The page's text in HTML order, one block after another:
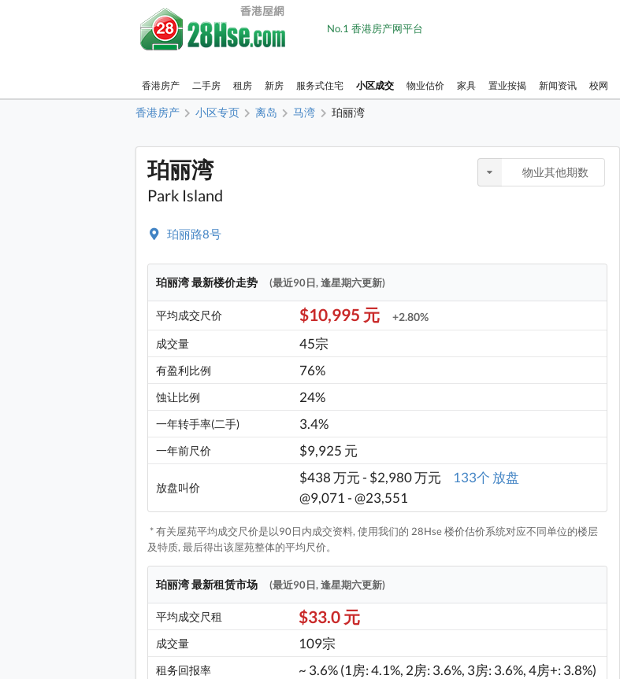
No.1 香港房产网平台
香港房产 二手房 租房 新房 服务式住宅 小区成交 物业估价 家具 置业按揭 新闻资讯 校网
香港房产 小区专页 离岛 马湾 珀丽湾
珀丽湾
Park Island
珀丽路8号
物业其他期数
珀丽湾 最新楼价走势 (最近90日, 逢星期六更新)
平均成交尺价 $10,995 元
+2.80%
成交量
45宗
有盈利比例 76%
蚀让比例 24%
一年转手率(二手) 3.4%
一年前尺价 $9,925 元
放盘叫价
$438 万元 - $2,980 万元
133个 放盘
@9,071 - @23,551
* 有关屋苑平均成交尺价是以90日内成交资料, 使用我们的 28Hse 楼价估价系统对应不同单位的楼层
及特质, 最后得出该屋苑整体的平均尺价。
珀丽湾 最新租赁市场 (最近90日, 逢星期六更新)
平均成交尺租 $33.0 元
成交量 109宗
租务回报率 ~ 3.6% (1房: 4.1%, 2房: 3.6%, 3房: 3.6%, 4房+: 3.8%)